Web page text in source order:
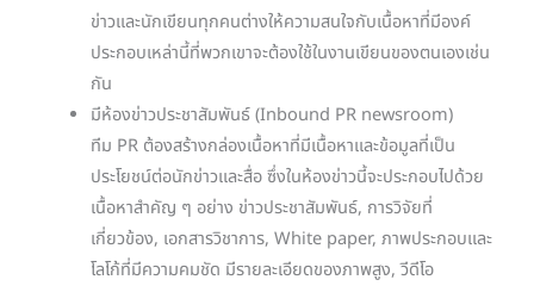
ข่าวและนักเขียนทุกคนต่างให้ความสนใจกับเนื้อหาที่มีองค์
ประกอบเหล่านี้ที่พวกเขาจะต้องใช้ในงานเขียนของตนเองเช่น
กัน
มีห้องข่าวประชาสัมพันธ์ (Inbound PR newsroom)
ทีม PR ต้องสร้างกล่องเนื้อหาที่มีเนื้อหาและข้อมูลที่เป็น
ประโยชน์ต่อนักข่าวและสื่อ ซึ่งในห้องข่าวนี้จะประกอบไปด้วย
เนื้อหาสำคัญ ๆ อย่าง ข่าวประชาสัมพันธ์, การวิจัยที่
เกี่ยวข้อง, เอกสารวิชาการ, White paper, ภาพประกอบและ
โลโก้ที่มีความคมชัด มีรายละเอียดของภาพสูง, วีดีโอ